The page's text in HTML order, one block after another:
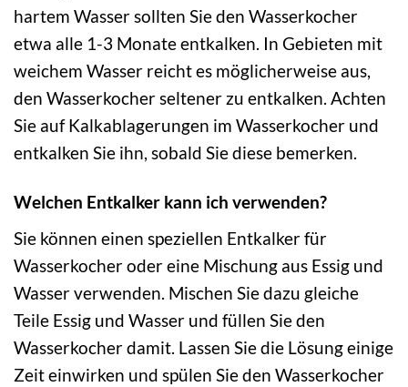
hartem Wasser sollten Sie den Wasserkocher
etwa alle 1-3 Monate entkalken. In Gebieten mit
weichem Wasser reicht es möglicherweise aus,
den Wasserkocher seltener zu entkalken. Achten
Sie auf Kalkablagerungen im Wasserkocher und
entkalken Sie ihn, sobald Sie diese bemerken.
Welchen Entkalker kann ich verwenden?
Sie können einen speziellen Entkalker für
Wasserkocher oder eine Mischung aus Essig und
Wasser verwenden. Mischen Sie dazu gleiche
Teile Essig und Wasser und füllen Sie den
Wasserkocher damit. Lassen Sie die Lösung einige
Zeit einwirken und spülen Sie den Wasserkocher